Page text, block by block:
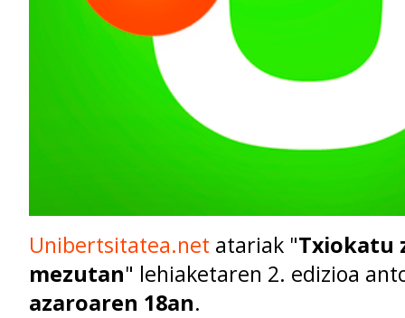
Unibertsitatea.net atariak "Txiokatu
mezutan" lehiaketaren 2. edizioa
azaroaren 18an.